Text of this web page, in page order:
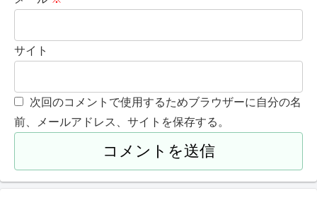
サイト
次回のコメントで使用するためブラウザーに自分の名
前、メールアドレス、サイトを保存する。